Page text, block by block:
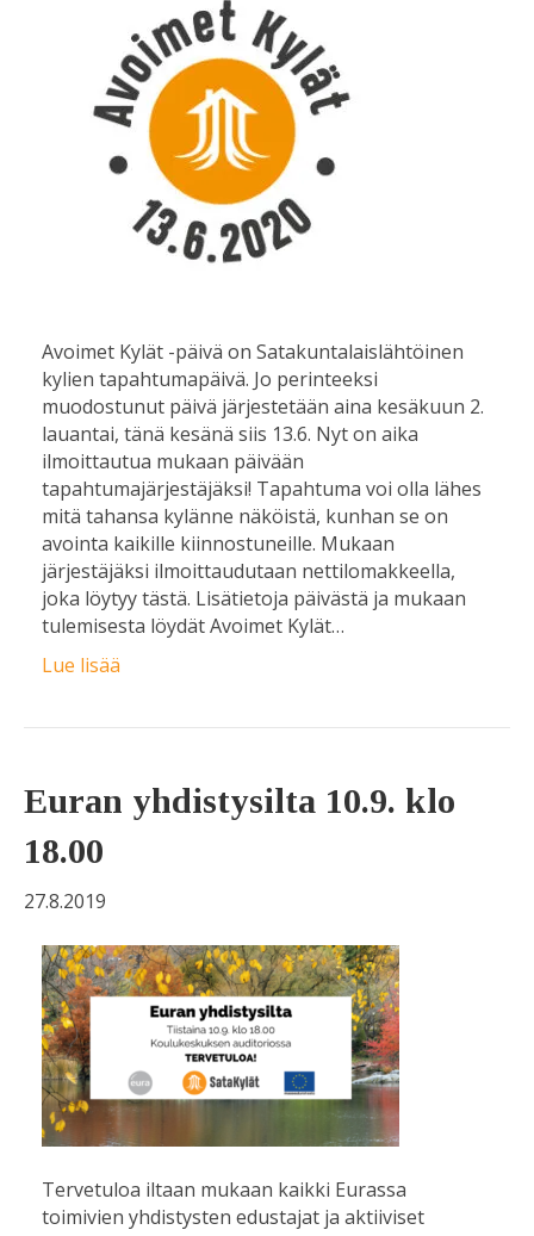
Avoimet Kylät -päivä on Satakuntalaislähtöinen
kylien tapahtumapäivä. Jo perinteeksi
muodostunut päivä järjestetään aina kesäkuun 2.
lauantai, tänä kesänä siis 13.6. Nyt on aika
ilmoittautua mukaan päivään
tapahtumajärjestäjäksi! Tapahtuma voi olla lähes
mitä tahansa kylänne näköistä, kunhan se on
avointa kaikille kiinnostuneille. Mukaan
järjestäjäksi ilmoittaudutaan nettilomakkeella,
joka löytyy tästä. Lisätietoja päivästä ja mukaan
tulemisesta löydät Avoimet Kylät…
Lue lisää
Euran yhdistysilta 10.9. klo
18.00
27.8.2019
Tervetuloa iltaan mukaan kaikki Eurassa
toimivien yhdistysten edustajat ja aktiiviset